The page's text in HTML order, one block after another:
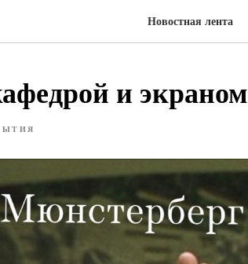
Новостная лента
и экраном